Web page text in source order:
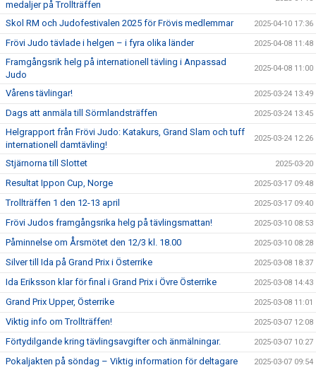
medaljer på Trollträffen
Skol RM och Judofestivalen 2025 för Frövis medlemmar 2025-04-10 17:36
Frövi Judo tävlade i helgen – i fyra olika länder 2025-04-08 11:48
Framgångsrik helg på internationell tävling i Anpassad
Judo
2025-04-08 11:00
Vårens tävlingar! 2025-03-24 13:49
Dags att anmäla till Sörmlandsträffen 2025-03-24 13:45
Helgrapport från Frövi Judo: Katakurs, Grand Slam och tuff
internationell damtävling!
2025-03-24 12:26
Stjärnorna till Slottet 2025-03-20
Resultat Ippon Cup, Norge 2025-03-17 09:48
Trollträffen 1 den 12-13 april 2025-03-17 09:40
Frövi Judos framgångsrika helg på tävlingsmattan! 2025-03-10 08:53
Påminnelse om Årsmötet den 12/3 kl. 18.00 2025-03-10 08:28
Silver till Ida på Grand Prix i Österrike 2025-03-08 18:37
Ida Eriksson klar för final i Grand Prix i Övre Österrike 2025-03-08 14:43
Grand Prix Upper, Österrike 2025-03-08 11:01
Viktig info om Trollträffen! 2025-03-07 12:08
Förtydilgande kring tävlingsavgifter och änmälningar. 2025-03-07 10:27
Pokaljakten på söndag – Viktig information för deltagare 2025-03-07 09:54